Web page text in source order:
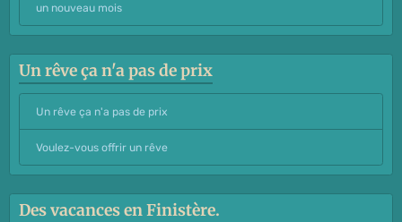
un nouveau mois
Un rêve ça n'a pas de prix
Un rêve ça n'a pas de prix
Voulez-vous offrir un rêve
Des vacances en Finistère.